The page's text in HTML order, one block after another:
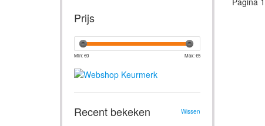
Prijs
Min: €0 Max: €5
Recent bekeken Wissen